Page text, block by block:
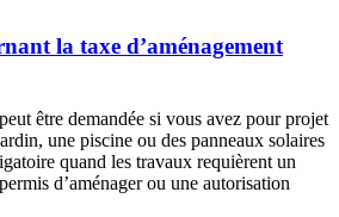
la taxe d’aménagement
être demandée si vous avez pour projet
une piscine ou des panneaux solaires
quand les travaux requièrent un
d’aménager ou une autorisation